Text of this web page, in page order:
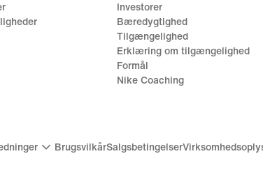
Investorer
Bæredygtighed
Tilgængelighed
Erklæring om tilgængelighed
Formål
Nike Coaching
BrugsvilkårSalgsbetingelser